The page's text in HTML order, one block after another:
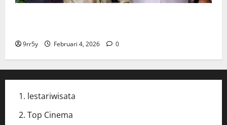
9rr5y Februari 4, 2026 0
lestariwisata
Top Cinema